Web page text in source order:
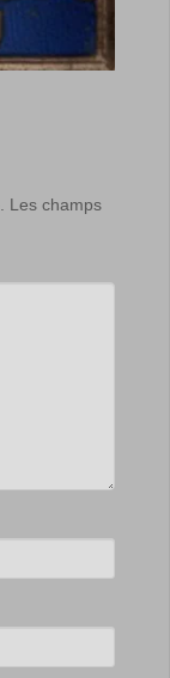
Les champs